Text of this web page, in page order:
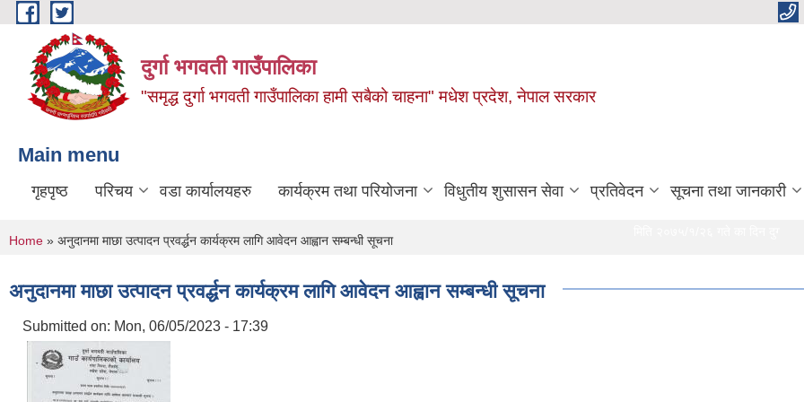
Skip to main content
दुर्गा भगवती गाउँपालिका
"समृद्ध दुर्गा भगवती गाउँपालिका हामी सबैको चाहना" मधेश प्रदेश, नेपाल सरकार
Main menu
गृहपृष्ठ परिचय वडा कार्यालयहरु कार्यक्रम तथा परियोजना विधुतीय शुसासन सेवा प्रतिवेदन सूचना तथा जानकारी
You are here
Home » अनुदानमा माछा उत्पादन प्रवर्द्धन कार्यक्रम लागि आवेदन आह्वान सम्बन्धी सूचना
अनुदानमा माछा उत्पादन प्रवर्द्धन कार्यक्रम लागि आवेदन आह्वान सम्बन्धी सूचना
Submitted on: Mon, 06/05/2023 - 17:39